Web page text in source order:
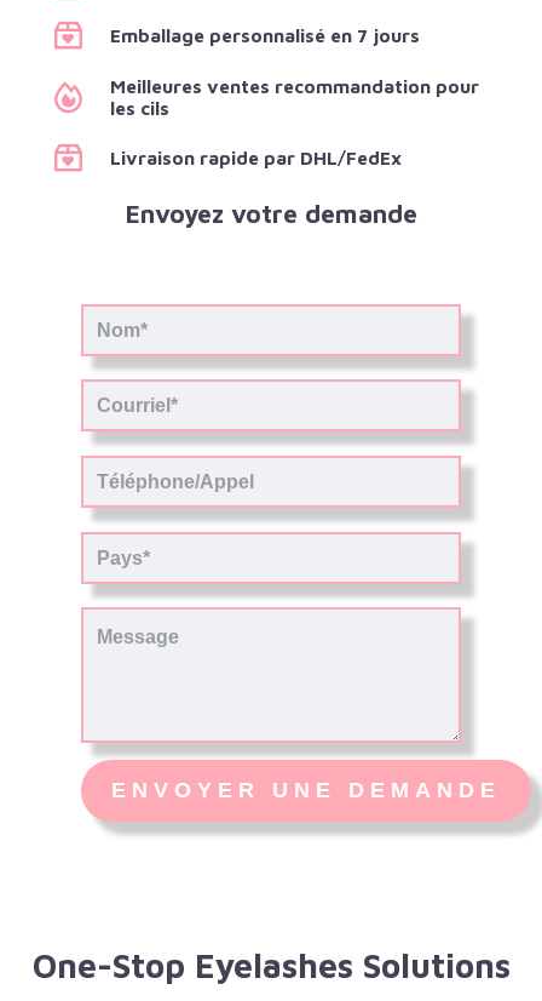
Emballage personnalisé en 7 jours
Meilleures ventes recommandation pour
les cils
Livraison rapide par DHL/FedEx
Envoyez votre demande
One-Stop Eyelashes Solutions